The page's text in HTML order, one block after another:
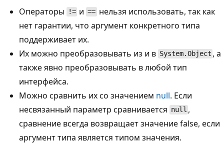
Операторы
!= и==нельзя использовать, так как
нет гарантии, что аргумент конкретного типа
поддерживает их.
Их можно преобразовывать из и в System.Object , а
также явно преобразовывать в любой тип
интерфейса.
Можно сравнить их со значением null. Если
несвязанный параметр сравнивается null ,
сравнение всегда возвращает значение false, если
аргумент типа является типом значения.